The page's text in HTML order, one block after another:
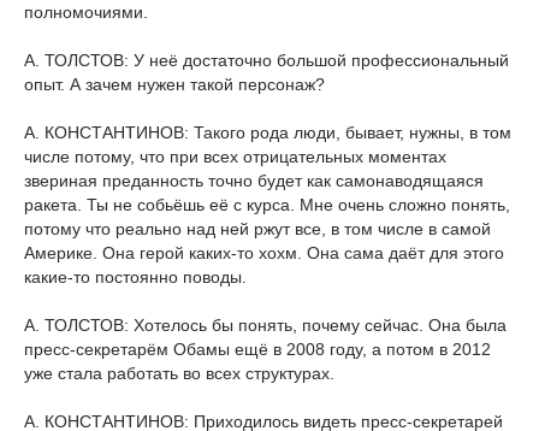
полномочиями.
А. ТОЛСТОВ: У неё достаточно большой профессиональный
опыт. А зачем нужен такой персонаж?
А. КОНСТАНТИНОВ: Такого рода люди, бывает, нужны, в том
числе потому, что при всех отрицательных моментах
звериная преданность точно будет как самонаводящаяся
ракета. Ты не собьёшь её с курса. Мне очень сложно понять,
потому что реально над ней ржут все, в том числе в самой
Америке. Она герой каких-то хохм. Она сама даёт для этого
какие-то постоянно поводы.
А. ТОЛСТОВ: Хотелось бы понять, почему сейчас. Она была
пресс-секретарём Обамы ещё в 2008 году, а потом в 2012
уже стала работать во всех структурах.
А. КОНСТАНТИНОВ: Приходилось видеть пресс-секретарей